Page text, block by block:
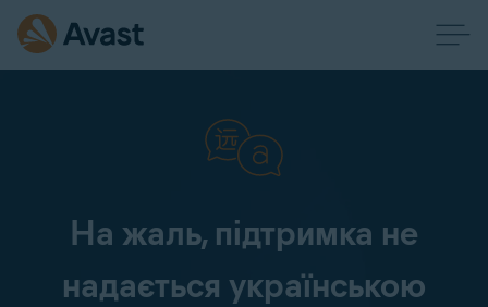
На жаль, підтримка не
надається українською